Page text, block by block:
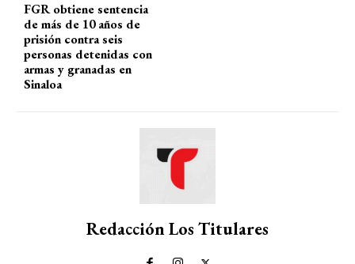
FGR obtiene sentencia
de más de 10 años de
prisión contra seis
personas detenidas con
armas y granadas en
Sinaloa
Redacción Los Titulares